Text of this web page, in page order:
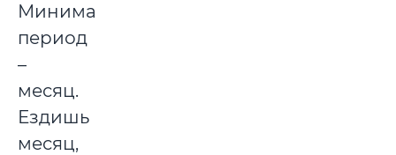
Минимальный
период
–
месяц.
Ездишь
месяц,